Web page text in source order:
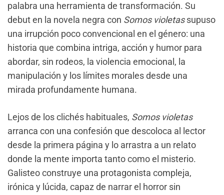
palabra una herramienta de transformación. Su
debut en la novela negra con Somos violetassupuso
una irrupción poco convencional en el género: una
historia que combina intriga, acción y humor para
abordar, sin rodeos, la violencia emocional, la
manipulación y los límites morales desde una
mirada profundamente humana.
Lejos de los clichés habituales, Somos violetas
arranca con una confesión que descoloca al lector
desde la primera página y lo arrastra a un relato
donde la mente importa tanto como el misterio.
Galisteo construye una protagonista compleja,
irónica y lúcida, capaz de narrar el horror sin